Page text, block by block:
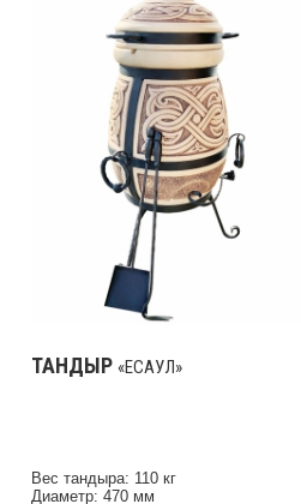
ТАНДЫР «ЕСАУЛ»
Вес тандыра: 110 кг
Диаметр: 470 мм